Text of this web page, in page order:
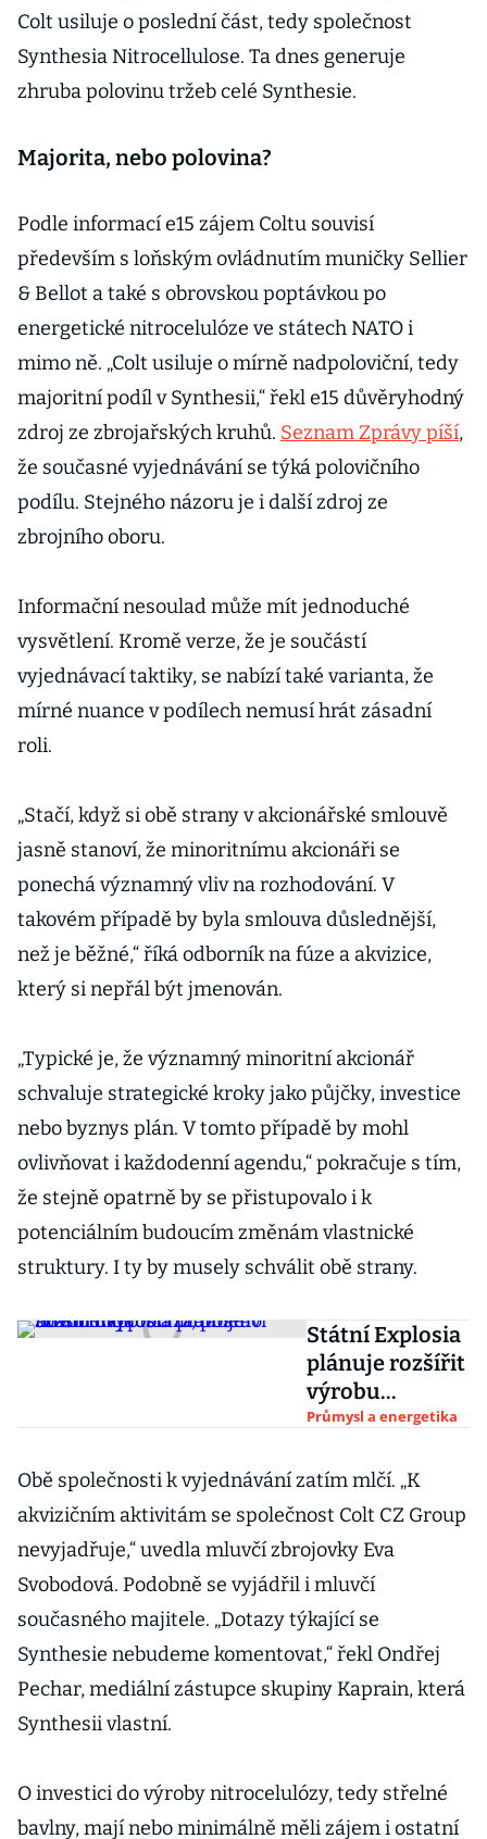
Colt usiluje o poslední část, tedy společnost
Synthesia Nitrocellulose. Ta dnes generuje
zhruba polovinu tržeb celé Synthesie.
Majorita, nebo polovina?
Podle informací e15 zájem Coltu souvisí
především s loňským ovládnutím muničky Sellier
& Bellot a také s obrovskou poptávkou po
energetické nitrocelulóze ve státech NATO i
mimo ně. „Colt usiluje o mírně nadpoloviční, tedy
majoritní podíl v Synthesii,“ řekl e15 důvěryhodný
zdroj ze zbrojařských kruhů. Seznam Zprávy píší,
že současné vyjednávání se týká polovičního
podílu. Stejného názoru je i další zdroj ze
zbrojního oboru.
Informační nesoulad může mít jednoduché
vysvětlení. Kromě verze, že je součástí
vyjednávací taktiky, se nabízí také varianta, že
mírné nuance v podílech nemusí hrát zásadní
roli.
„Stačí, když si obě strany v akcionářské smlouvě
jasně stanoví, že minoritnímu akcionáři se
ponechá významný vliv na rozhodování. V
takovém případě by byla smlouva důslednější,
než je běžné,“ říká odborník na fúze a akvizice,
který si nepřál být jmenován.
„Typické je, že významný minoritní akcionář
schvaluje strategické kroky jako půjčky, investice
nebo byznys plán. V tomto případě by mohl
ovlivňovat i každodenní agendu,“ pokračuje s tím,
že stejně opatrně by se přistupovalo i k
potenciálním budoucím změnám vlastnické
struktury. I ty by musely schválit obě strany.
Státní Explosia
plánuje rozšířit
výrobu
žádaného
prachu, postaví
novou halu
Průmysl a energetika
Obě společnosti k vyjednávání zatím mlčí. „K
akvizičním aktivitám se společnost Colt CZ Group
nevyjadřuje,“ uvedla mluvčí zbrojovky Eva
Svobodová. Podobně se vyjádřil i mluvčí
současného majitele. „Dotazy týkající se
Synthesie nebudeme komentovat,“ řekl Ondřej
Pechar, mediální zástupce skupiny Kaprain, která
Synthesii vlastní.
O investici do výroby nitrocelulózy, tedy střelné
bavlny, mají nebo minimálně měli zájem i ostatní